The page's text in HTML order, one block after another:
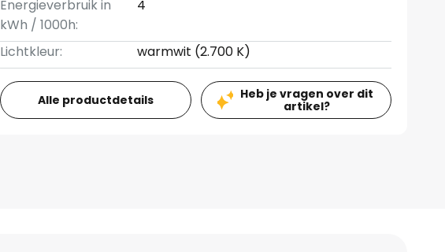
Energieverbruik in
kWh / 1000h:
4
Lichtkleur: warmwit (2.700 K)
Alle productdetails
Heb je vragen over dit
artikel?